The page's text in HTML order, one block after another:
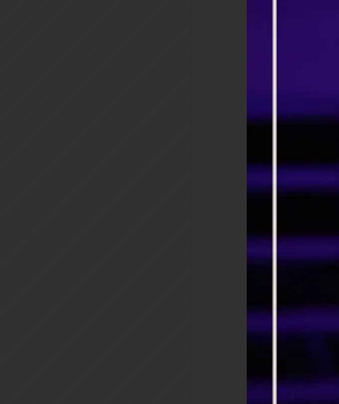
Разум
яко да
Твоего
Божия
Твоему
Дщи